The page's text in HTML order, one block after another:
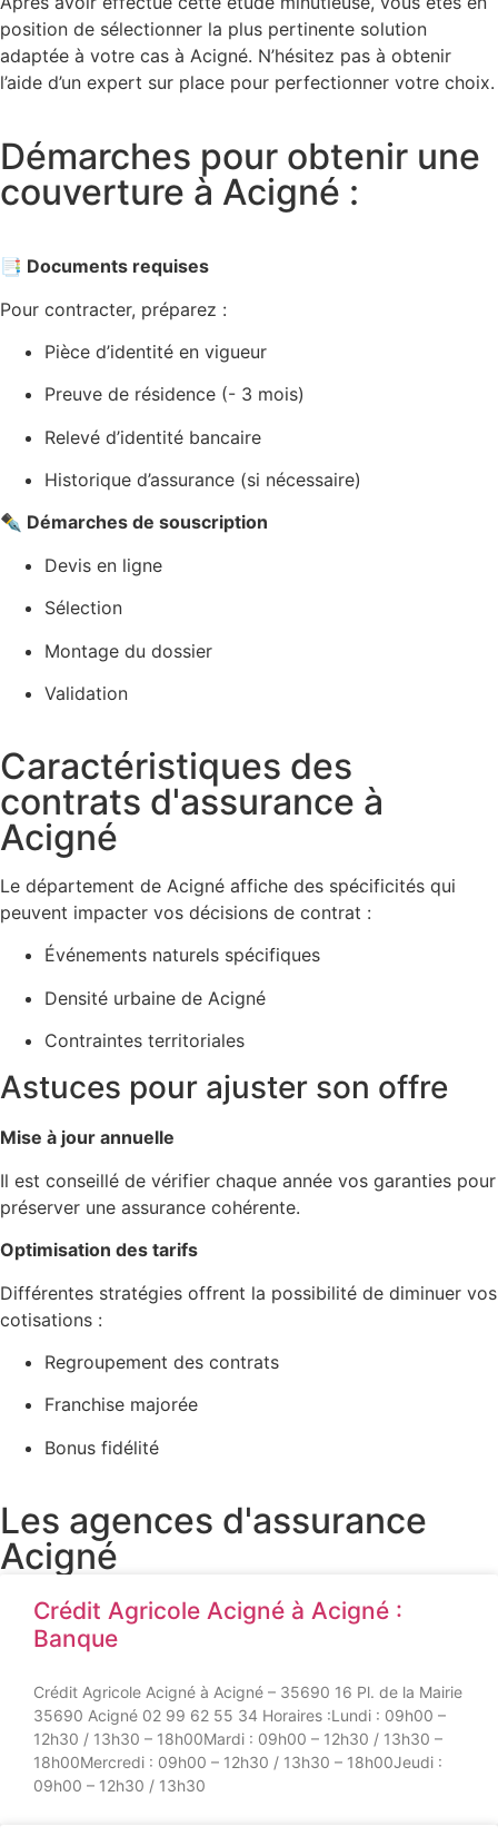
position de sélectionner la plus pertinente solution
adaptée à votre cas à Acigné. N’hésitez pas à obtenir
l’aide d’un expert sur place pour perfectionner votre choix.
Démarches pour obtenir une
couverture à Acigné :
📑 Documents requises
Pour contracter, préparez :
Pièce d’identité en vigueur
Preuve de résidence (- 3 mois)
Relevé d’identité bancaire
Historique d’assurance (si nécessaire)
✒️ Démarches de souscription
Devis en ligne
Sélection
Montage du dossier
Validation
Caractéristiques des
contrats d'assurance à
Acigné
Le département de Acigné affiche des spécificités qui
peuvent impacter vos décisions de contrat :
Événements naturels spécifiques
Densité urbaine de Acigné
Contraintes territoriales
Astuces pour ajuster son offre
Mise à jour annuelle
Il est conseillé de vérifier chaque année vos garanties pour
préserver une assurance cohérente.
Optimisation des tarifs
Différentes stratégies offrent la possibilité de diminuer vos
cotisations :
Regroupement des contrats
Franchise majorée
Bonus fidélité
Les agences d'assurance
Acigné
Crédit Agricole Acigné à Acigné :
Banque
Crédit Agricole Acigné à Acigné – 35690 16 Pl. de la Mairie
35690 Acigné 02 99 62 55 34 Horaires :Lundi : 09h00 –
12h30 / 13h30 – 18h00Mardi : 09h00 – 12h30 / 13h30 –
18h00Mercredi : 09h00 – 12h30 / 13h30 – 18h00Jeudi :
09h00 – 12h30 / 13h30